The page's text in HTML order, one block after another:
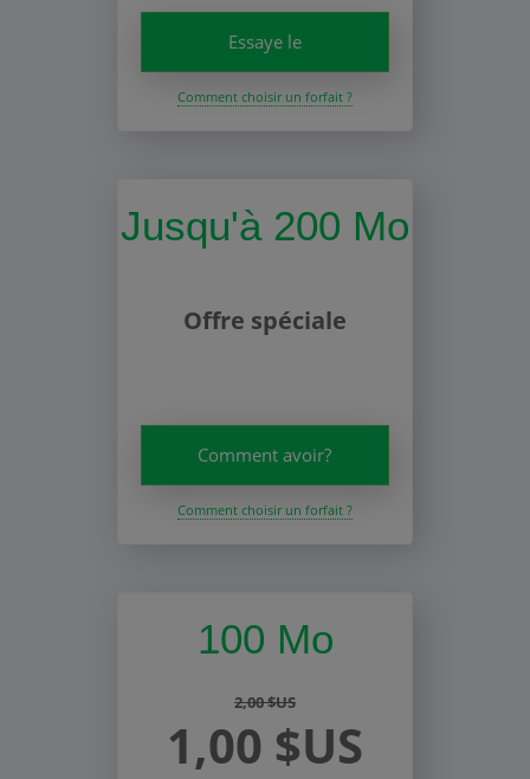
Essaye le
Comment choisir un forfait ?
Jusqu'à 200 Mo
Offre spéciale
Comment avoir?
Comment choisir un forfait ?
100 Mo
2,00 $US
1,00 $US